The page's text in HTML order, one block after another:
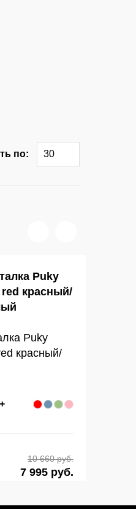
по: 30
Puky
красный/
10 660 руб.
7 995 руб.